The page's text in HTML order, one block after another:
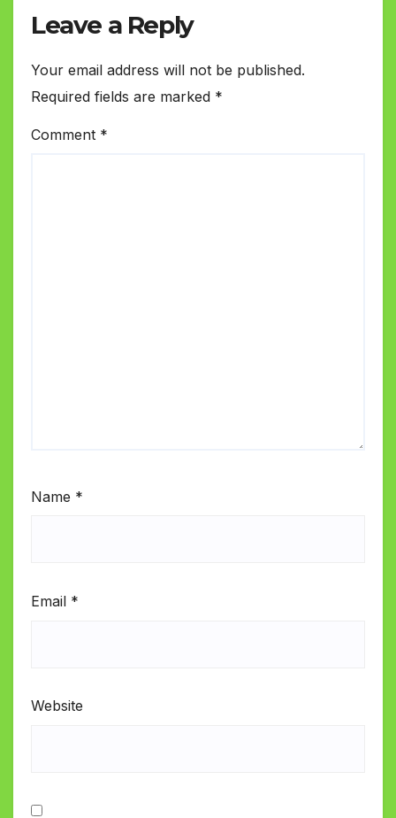
Leave a Reply
Your email address will not be published.
Required fields are marked *
Comment *
Name *
Email *
Website